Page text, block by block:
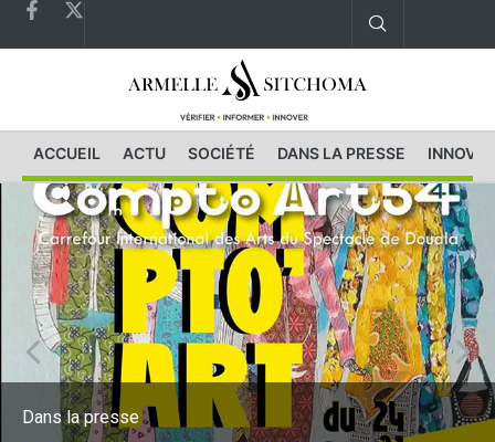
ACCUEIL ACTU SOCIÉTÉ DANS LA PRESSE
Dans la presse